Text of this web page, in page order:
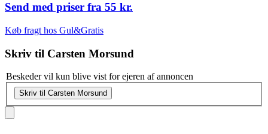
Send med priser fra 55 kr.
Køb fragt hos Gul&Gratis
Skriv til Carsten Morsund
Beskeder vil kun blive vist for ejeren af annoncen
Skriv til Carsten Morsund